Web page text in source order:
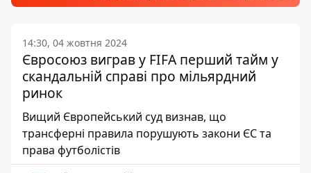
14:30, 04 жовтня 2024
Євросоюз виграв у FIFA перший тайм у
скандальній справі про мільярдний
ринок
Вищий Європейський суд визнав, що
трансферні правила порушують закони ЄС та
права футболістів